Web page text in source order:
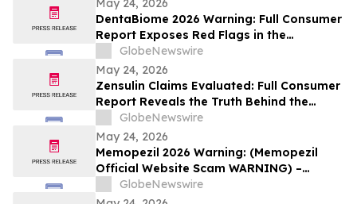
המועד החשוב ב-26 במאי בתביעה ייצוגית לניירות
ערך – SMC…
May 24, 2026
DentaBiome 2026 Warning: Full Consumer
Report Exposes Red Flags in the
Counterfeit Oral Supplement Market
GlobeNewswire
May 24, 2026
Zensulin Claims Evaluated: Full Consumer
Report Reveals the Truth Behind the
"Sugar Destroyer" Herb
GlobeNewswire
May 24, 2026
Memopezil 2026 Warning: (Memopezil
Official Website Scam WARNING) –
Ingredients Investigated
GlobeNewswire